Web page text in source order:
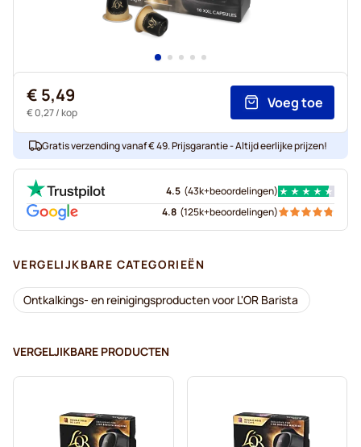
€ 5,49
€ 0,27/ kop
Voeg toe
Gratis verzending vanaf € 49. Prijsgarantie - Altijd eerlijke prijzen!
4.5 (43k+beoordelingen)
4.8 (125k+beoordelingen)
VERGELIJKBARE CATEGORIEËN
Ontkalkings- en reinigingsproducten voor L'OR Barista
VERGELJIKBARE PRODUCTEN